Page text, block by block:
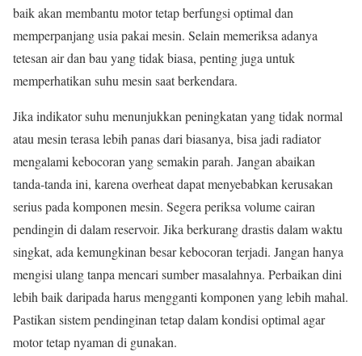
baik akan membantu motor tetap berfungsi optimal dan
memperpanjang usia pakai mesin. Selain memeriksa adanya
tetesan air dan bau yang tidak biasa, penting juga untuk
memperhatikan suhu mesin saat berkendara.
Jika indikator suhu menunjukkan peningkatan yang tidak normal
atau mesin terasa lebih panas dari biasanya, bisa jadi radiator
mengalami kebocoran yang semakin parah. Jangan abaikan
tanda-tanda ini, karena overheat dapat menyebabkan kerusakan
serius pada komponen mesin. Segera periksa volume cairan
pendingin di dalam reservoir. Jika berkurang drastis dalam waktu
singkat, ada kemungkinan besar kebocoran terjadi. Jangan hanya
mengisi ulang tanpa mencari sumber masalahnya. Perbaikan dini
lebih baik daripada harus mengganti komponen yang lebih mahal.
Pastikan sistem pendinginan tetap dalam kondisi optimal agar
motor tetap nyaman di gunakan.